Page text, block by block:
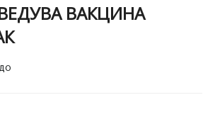
ВАКЦИНА